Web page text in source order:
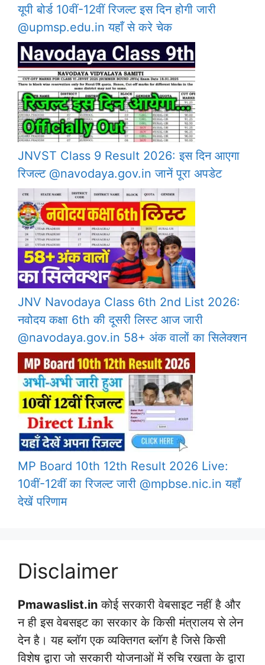
यूपी बोर्ड 10वीं-12वीं रिजल्ट इस दिन होगी जारी
@upmsp.edu.in यहाँ से करे चेक
JNVST Class 9 Result 2026: इस दिन आएगा
रिजल्ट @navodaya.gov.in जानें पूरा अपडेट
JNV Navodaya Class 6th 2nd List 2026:
नवोदय कक्षा 6th की दूसरी लिस्ट आज जारी
@navodaya.gov.in 58+ अंक वालों का सिलेक्शन
MP Board 10th 12th Result 2026 Live:
10वीं-12वीं का रिजल्ट जारी @mpbse.nic.in यहाँ
देखें परिणाम
Disclaimer
Pmawaslist.in कोई सरकारी वेबसाइट नहीं है और
न ही इस वेबसइट का सरकार के किसी मंत्रालय से लेन
देन है। यह ब्लॉग एक व्यक्तिगत ब्लॉग है जिसे किसी
विशेष द्वारा जो सरकारी योजनाओं में रुचि रखता के द्वारा